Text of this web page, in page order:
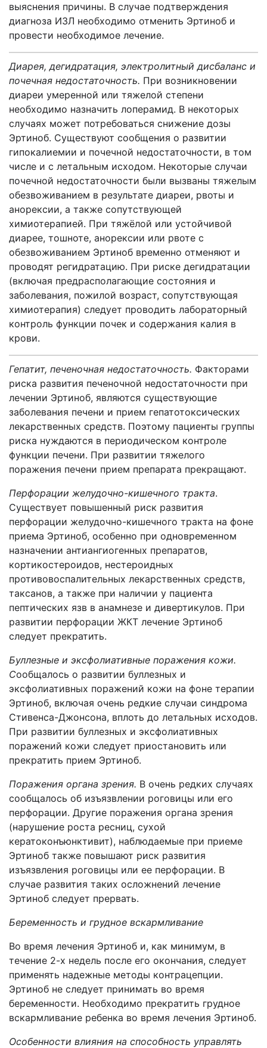
выяснения причины. В случае подтверждения
диагноза ИЗЛ необходимо отменить Эртиноб и
провести необходимое лечение.
Диарея, дегидратация, электролитный дисбаланс и
почечная недостаточность. При возникновении
диареи умеренной или тяжелой степени
необходимо назначить лоперамид. В некоторых
случаях может потребоваться снижение дозы
Эртиноб. Существуют сообщения о развитии
гипокалиемии и почечной недостаточности, в том
числе и с летальным исходом. Некоторые случаи
почечной недостаточности были вызваны тяжелым
обезвоживанием в результате диареи, рвоты и
анорексии, а также сопутствующей
химиотерапией. При тяжёлой или устойчивой
диарее, тошноте, анорексии или рвоте с
обезвоживанием Эртиноб временно отменяют и
проводят регидратацию. При риске дегидратации
(включая предрасполагающие состояния и
заболевания, пожилой возраст, сопутствующая
химиотерапия) следует проводить лабораторный
контроль функции почек и содержания калия в
крови.
Гепатит, печеночная недостаточность. Факторами
риска развития печеночной недостаточности при
лечении Эртиноб, являются существующие
заболевания печени и прием гепатотоксических
лекарственных средств. Поэтому пациенты группы
риска нуждаются в периодическом контроле
функции печени. При развитии тяжелого
поражения печени прием препарата прекращают.
Перфорации желудочно-кишечного тракта.
Существует повышенный риск развития
перфорации желудочно-кишечного тракта на фоне
приема Эртиноб, особенно при одновременном
назначении антиангиогенных препаратов,
кортикостероидов, нестероидных
противовоспалительных лекарственных средств,
таксанов, а также при наличии у пациента
пептических язв в анамнезе и дивертикулов. При
развитии перфорации ЖКТ лечение Эртиноб
следует прекратить.
Буллезные и эксфолиативные поражения кожи.
Сообщалось о развитии буллезных и
эксфолиативных поражений кожи на фоне терапии
Эртиноб, включая очень редкие случаи синдрома
Стивенса-Джонсона, вплоть до летальных исходов.
При развитии буллезных и эксфолиативных
поражений кожи следует приостановить или
прекратить прием Эртиноб.
Поражения органа зрения. В очень редких случаях
сообщалось об изъязвлении роговицы или его
перфорации. Другие поражения органа зрения
(нарушение роста ресниц, сухой
кератоконъюнктивит), наблюдаемые при приеме
Эртиноб также повышают риск развития
изъязвления роговицы или ее перфорации. В
случае развития таких осложнений лечение
Эртиноб следует прервать.
Беременность и грудное вскармливание
Во время лечения Эртиноб и, как минимум, в
течение 2-х недель после его окончания, следует
применять надежные методы контрацепции.
Эртиноб не следует принимать во время
беременности. Необходимо прекратить грудное
вскармливание ребенка во время лечения Эртиноб.
Особенности влияния на способность управлять